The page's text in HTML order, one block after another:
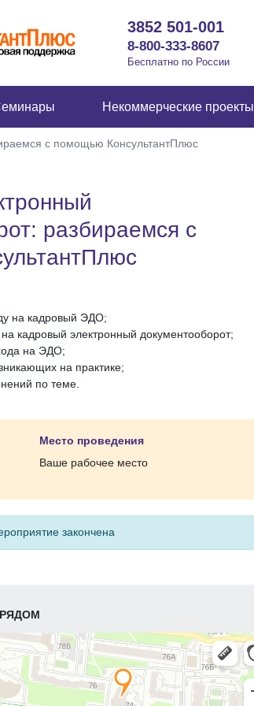
3852 501-001
8-800-333-8607
Бесплатно по России
Некоммерческие проекты
с помощью КонсультантПлюс
разбираемся с
на кадровый ЭДО;
кадровый электронный документооборот;
на ЭДО;
на практике;
по теме.
Место проведения
Ваше рабочее место
закончена